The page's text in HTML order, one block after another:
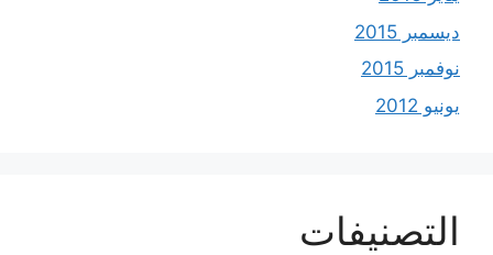
ديسمبر 2015
نوفمبر 2015
يونيو 2012
التصنيفات